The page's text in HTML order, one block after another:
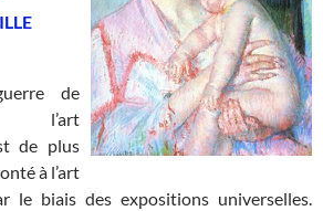
de
l’art
de plus
à l’art
le biais des expositions universelles.